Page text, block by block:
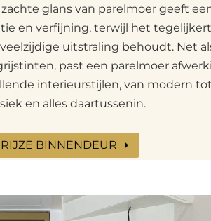
glans van parelmoer geeft
en verfijning, terwijl het
uitstraling behoudt. Net
past een parelmoer
interieurstijlen, van modern tot
en alles daartussenin.
BINNENDEUR